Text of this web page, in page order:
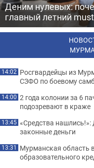
Деним нулевых:
главный летний
14:02 Росгвардейцы из
СЗФО по боевому
14:00 2 года колонии за 6
подозревают в краже
13:45 «Средства
законные деньги
13:31 Мурманская область
образовательного